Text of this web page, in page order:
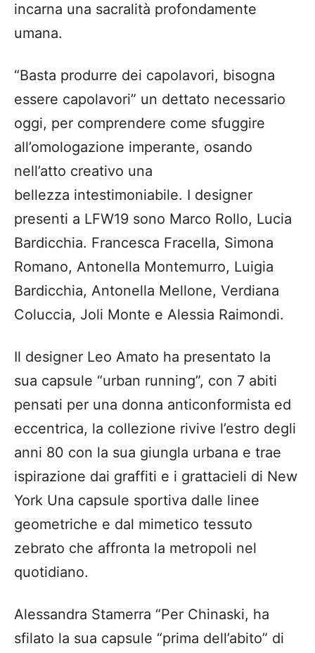
incarna una sacralità profondamente
umana.
“Basta produrre dei capolavori, bisogna
essere capolavori” un dettato necessario
oggi, per comprendere come sfuggire
all’omologazione imperante, osando
nell’atto creativo una
bellezza intestimoniabile. I designer
presenti a LFW19 sono Marco Rollo, Lucia
Bardicchia. Francesca Fracella, Simona
Romano, Antonella Montemurro, Luigia
Bardicchia, Antonella Mellone, Verdiana
Coluccia, Joli Monte e Alessia Raimondi.
Il designer Leo Amato ha presentato la
sua capsule “urban running”, con 7 abiti
pensati per una donna anticonformista ed
eccentrica, la collezione rivive l’estro degli
anni 80 con la sua giungla urbana e trae
ispirazione dai graffiti e i grattacieli di New
York Una capsule sportiva dalle linee
geometriche e dal mimetico tessuto
zebrato che affronta la metropoli nel
quotidiano.
Alessandra Stamerra “Per Chinaski, ha
sfilato la sua capsule “prima dell’abito” di